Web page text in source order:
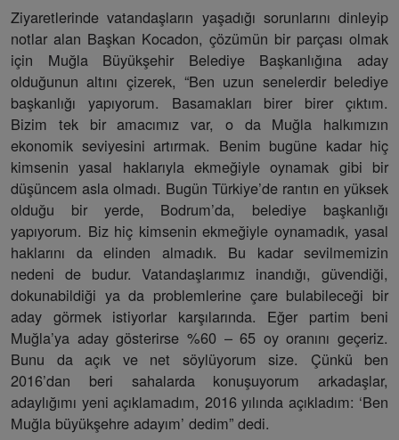
Ziyaretlerinde vatandaşların yaşadığı sorunlarını dinleyip
notlar alan Başkan Kocadon, çözümün bir parçası olmak
için Muğla Büyükşehir Belediye Başkanlığına aday
olduğunun altını çizerek, “Ben uzun senelerdir belediye
başkanlığı yapıyorum. Basamakları birer birer çıktım.
Bizim tek bir amacımız var, o da Muğla halkımızın
ekonomik seviyesini artırmak. Benim bugüne kadar hiç
kimsenin yasal haklarıyla ekmeğiyle oynamak gibi bir
düşüncem asla olmadı. Bugün Türkiye’de rantın en yüksek
olduğu bir yerde, Bodrum’da, belediye başkanlığı
yapıyorum. Biz hiç kimsenin ekmeğiyle oynamadık, yasal
haklarını da elinden almadık. Bu kadar sevilmemizin
nedeni de budur. Vatandaşlarımız inandığı, güvendiği,
dokunabildiği ya da problemlerine çare bulabileceği bir
aday görmek istiyorlar karşılarında. Eğer partim beni
Muğla’ya aday gösterirse %60 – 65 oy oranını geçeriz.
Bunu da açık ve net söylüyorum size. Çünkü ben
2016’dan beri sahalarda konuşuyorum arkadaşlar,
adaylığımı yeni açıklamadım, 2016 yılında açıkladım: ‘Ben
Muğla büyükşehre adayım’ dedim” dedi.